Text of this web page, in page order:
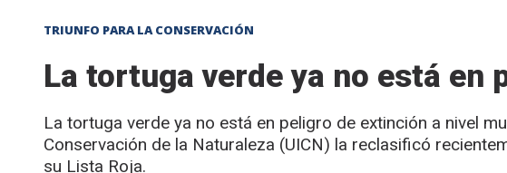
TRIUNFO PARA LA CONSERVACIÓN
La tortuga verde ya no está en
La tortuga verde ya no está en peligro de extinción a nivel
Conservación de la Naturaleza (UICN) la reclasificó
su Lista Roja.